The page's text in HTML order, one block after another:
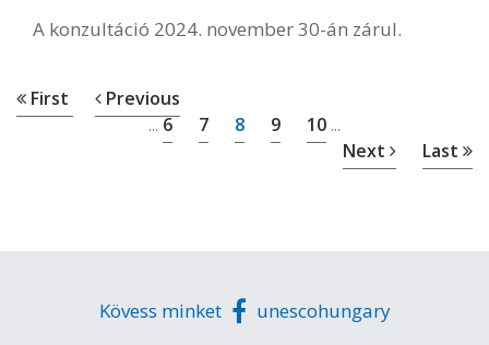
A konzultáció 2024. november 30-án zárul.
First Previous
... 6 7 8 9 10 ...
Next Last
Kövess minket unescohungary